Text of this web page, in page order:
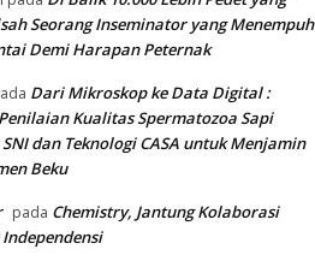
Seorang Inseminator yang Menempuh
Demi Harapan Peternak
Dari Mikroskop ke Data Digital :
Kualitas Spermatozoa Sapi
dan Teknologi CASA untuk Menjamin
Beku
pada Chemistry, Jantung Kolaborasi